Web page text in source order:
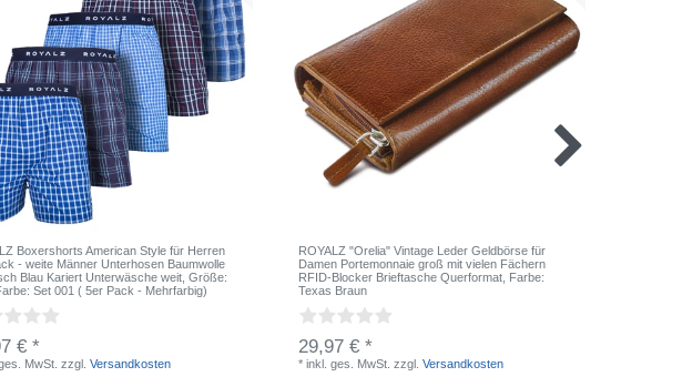
Boxershorts American Style für Herren
- weite Männer Unterhosen Baumwolle
Blau Kariert Unterwäsche weit , Größe:
Set 001 ( 5er Pack - Mehrfarbig)
€ *
MwSt. zzgl.Versandkosten
ROYALZ "Orelia" Vintage Leder Geldbörse für
Damen Portemonnaie groß mit vielen Fächern
RFID-Blocker Brieftasche Querformat , Farbe:
Texas Braun
29,97 € *
*inkl. ges. MwSt. zzgl.Versandkosten